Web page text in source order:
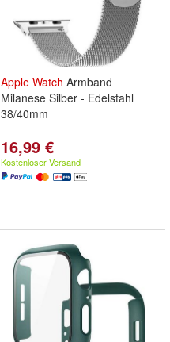
Apple Watch Armband
Milanese Silber - Edelstahl
38/40mm
16,99 €
Kostenloser Versand